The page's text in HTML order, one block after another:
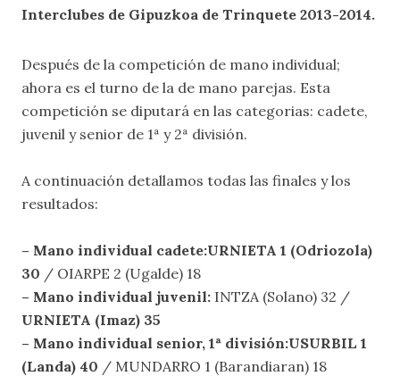
Interclubes de Gipuzkoa de Trinquete 2013-2014.
Después de la competición de mano individual;
ahora es el turno de la de mano parejas. Esta
competición se diputará en las categorias: cadete,
juvenil y senior de 1ª y 2ª división.
A continuación detallamos todas las finales y los
resultados:
– Mano individual cadete:URNIETA 1 (Odriozola)
30 / OIARPE 2 (Ugalde) 18
– Mano individual juvenil: INTZA (Solano) 32 /
URNIETA (Imaz) 35
– Mano individual senior, 1ª división:USURBIL 1
(Landa) 40 / MUNDARRO 1 (Barandiaran) 18